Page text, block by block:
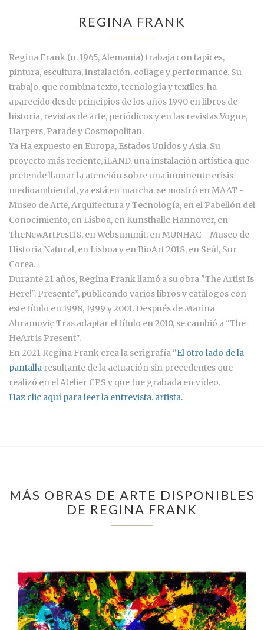
REGINA FRANK
Regina Frank (n. 1965, Alemania) trabaja con tapices,
pintura, escultura, instalación, collage y performance. Su
trabajo, que combina texto, tecnología y textiles, ha
aparecido desde principios de los años 1990 en libros de
historia, revistas de arte, periódicos y en las revistas Vogue,
Harpers, Parade y Cosmopolitan.
Ya Ha expuesto en Europa, Estados Unidos y Asia. Su
proyecto más reciente, iLAND, una instalación artística que
pretende llamar la atención sobre una inminente crisis
medioambiental, ya está en marcha. se mostró en MAAT -
Museo de Arte, Arquitectura y Tecnología, en el Pabellón del
Conocimiento, en Lisboa, en Kunsthalle Hannover, en
TheNewArtFest18, en Websummit, en MUNHAC - Museo de
Historia Natural, en Lisboa y en BioArt 2018, en Seúl, Sur
Corea.
Durante 21 años, Regina Frank llamó a su obra "The Artist Is
Here!". Presente”, publicando varios libros y catálogos con
este título en 1998, 1999 y 2001. Después de Marina
Abramoviç Tras adaptar el título en 2010, se cambió a "The
HeArt is Present".
En 2021 Regina Frank crea la serigrafía "El otro lado de la
pantalla resultante de la actuación sin precedentes que
realizó en el Atelier CPS y que fue grabada en vídeo.
Haz clic aquí para leer la entrevista. artista.
MÁS OBRAS DE ARTE DISPONIBLES
DE REGINA FRANK